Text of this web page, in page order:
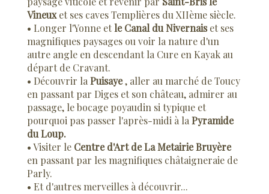
Vineux et ses caves Templières du XIIème siècle.
• Longer l'Yonne etleCanal du Nivernais et ses
magnifiques paysages ou voir la nature d'un
autre angle en descendant la Cure en Kayak au
départ de Cravant.
• Découvrir laPuisaye , aller au marché deToucy
en passant par Diges et son château, admirer au
passage, le bocage poyaudin si typique et
pourquoi pas passer l'après-midi à laPyramide
du Loup.
• Visiter le Centre d'Art de La Metairie Bruyère
en passant par les magnifiques châtaigneraie de
Parly.
• Et d'autres merveilles à découvrir...